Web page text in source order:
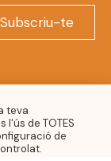
Subscriu-te
teva
de TOTES
de